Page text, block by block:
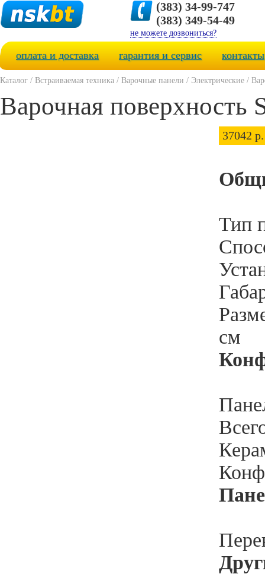
(383) 34-99-747
(383) 349-54-49
не можете дозвониться?
оплата и доставка гарантия и сервис контакты
Каталог / Встраиваемая техника / Варочные панели / Электрические /
Варочная поверхность
37042 р.
Тип
см